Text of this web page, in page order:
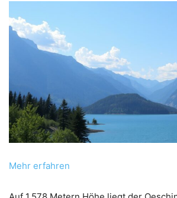
Mehr erfahren